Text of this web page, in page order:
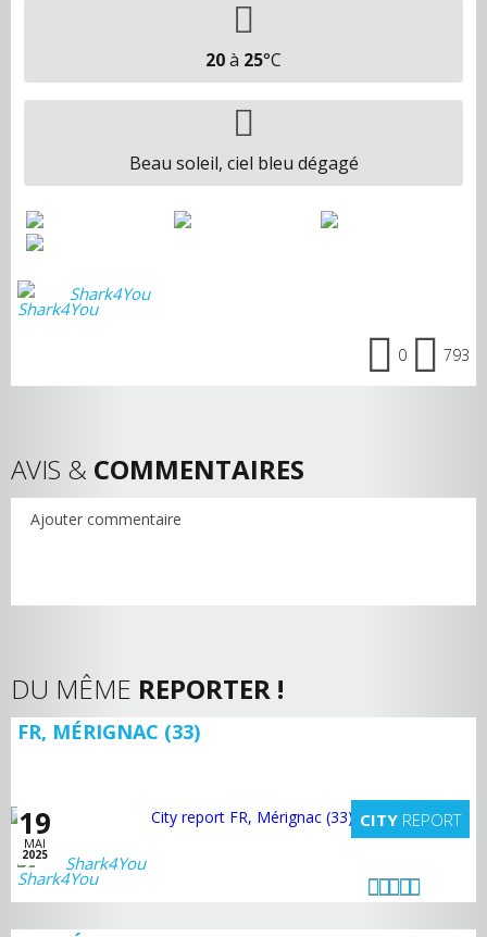
20à 25°C
Beau soleil, ciel bleu dégagé
Shark4You
0 793
AVIS & COMMENTAIRES
Ajouter commentaire
DU MÊME REPORTER !
FR, MÉRIGNAC (33)
19
MAI
2025
CITY REPORT
Shark4You